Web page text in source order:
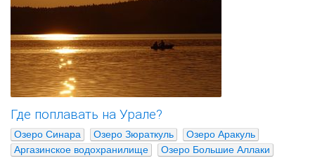
Где поплавать на Урале?
Озеро Синара Озеро Зюраткуль
Озеро Аракуль
Аргазинское водохранилище
Озеро Большие Аллаки